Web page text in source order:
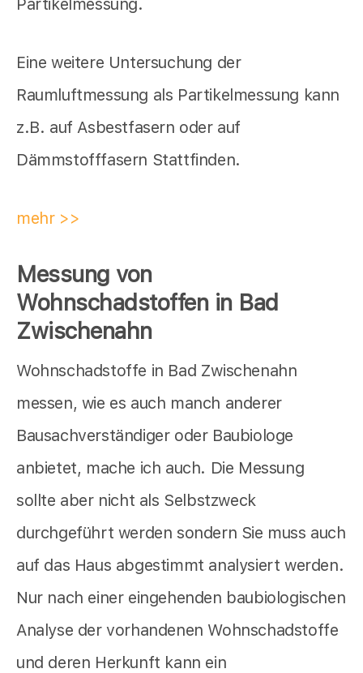
Eine weitere Untersuchung der
Raumluftmessung als Partikelmessung kann
z.B. auf Asbestfasern oder auf
Dämmstofffasern Stattfinden.
mehr >>
Messung von
Wohnschadstoffen in Bad
Zwischenahn
Wohnschadstoffe in Bad Zwischenahn
messen, wie es auch manch anderer
Bausachverständiger oder Baubiologe
anbietet, mache ich auch. Die Messung
sollte aber nicht als Selbstzweck
durchgeführt werden sondern Sie muss auch
auf das Haus abgestimmt analysiert werden.
Nur nach einer eingehenden baubiologischen
Analyse der vorhandenen Wohnschadstoffe
und deren Herkunft kann ein